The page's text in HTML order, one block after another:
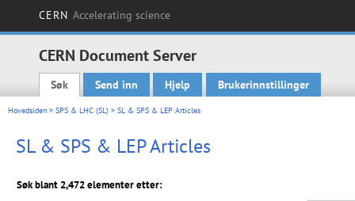
CERN Accelerating science
CERN Document Server
Main menu
Søk Send inn Hjelp Brukerinnstillinger
Hovedsiden > SPS & LHC (SL) > SL & SPS & LEP Articles
SL & SPS & LEP Articles
Søk blant 2,472 elementer etter: